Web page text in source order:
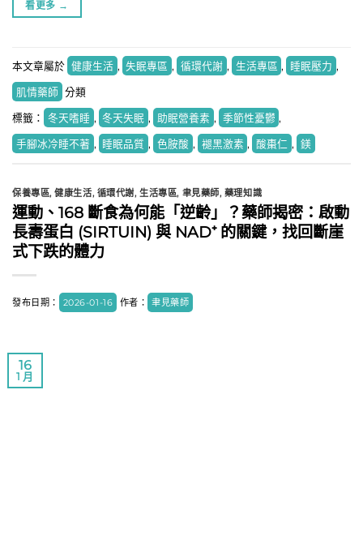
看更多 →
本文章屬於 健康生活 , 失眠專區 , 循環代謝 , 生活專區 , 睡眠壓力 ,
肌情藥師 分類
標籤： 冬天嗜睡 , 冬天失眠 , 助眠營養素 , 季節性憂鬱 ,
手腳冰冷睡不著 , 睡眠品質 , 色胺酸 , 褪黑激素 , 酸棗仁 , 鎂
保養專區,健康生活, 循環代謝,生活專區, 聿見藥師, 藥理知識
運動、168 斷食為何能「逆齡」？藥師揭密：啟動
長壽蛋白 (SIRTUIN) 與 NAD⁺ 的關鍵，找回斷崖
式下跌的體力
發布日期： 2026-01-16 作者： 聿見藥師
16
1 月